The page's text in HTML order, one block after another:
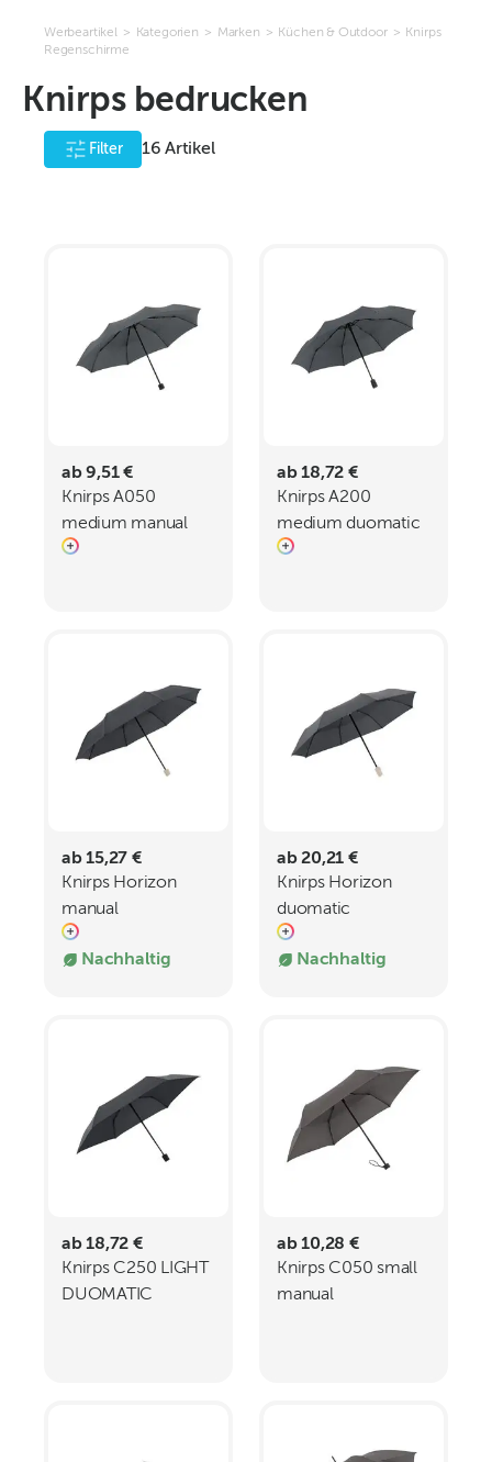
Werbeartikel > Kategorien > Marken > Küchen & Outdoor > Knirps
Regenschirme
Knirps bedrucken
Filter 16 Artikel
ab 9,51 €
Knirps A050
medium manual
ab 18,72 €
Knirps A200
medium duomatic
ab 15,27 €
Knirps Horizon
manual
Nachhaltig
ab 20,21 €
Knirps Horizon
duomatic
Nachhaltig
ab 18,72 €
Knirps C250 LIGHT
DUOMATIC
ab 10,28 €
Knirps C050 small
manual